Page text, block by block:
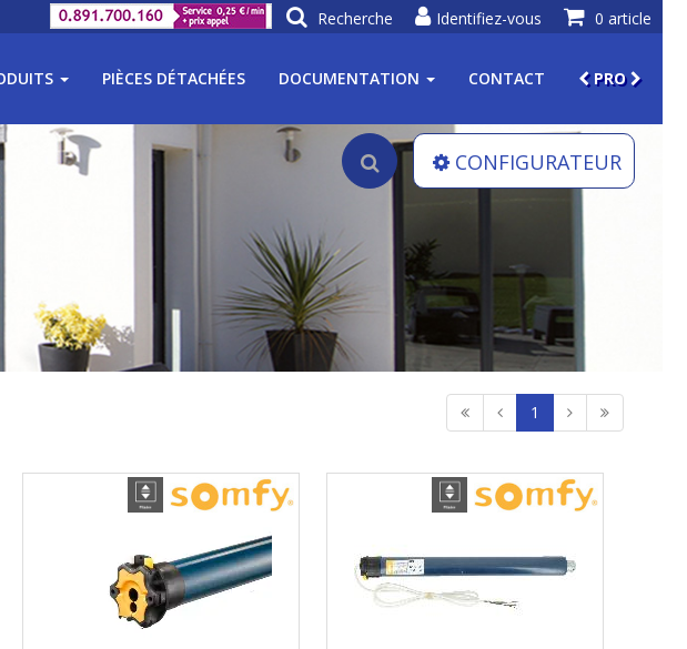
0 article
Identifiez-vous
Recherche
PIÈCES DÉTACHÉES DOCUMENTATION CONTACT PRO
CONFIGURATEUR
1